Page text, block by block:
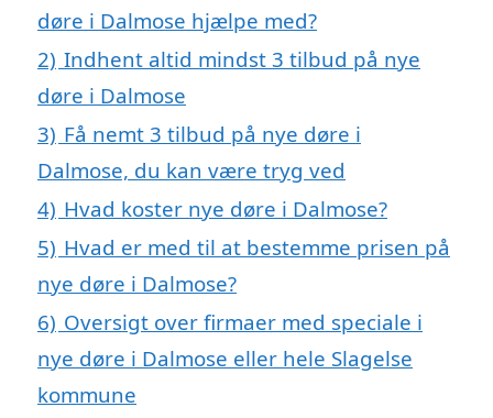
døre i Dalmose hjælpe med?
2) Indhent altid mindst 3 tilbud på nye
døre i Dalmose
3) Få nemt 3 tilbud på nye døre i
Dalmose, du kan være tryg ved
4) Hvad koster nye døre i Dalmose?
5) Hvad er med til at bestemme prisen på
nye døre i Dalmose?
6) Oversigt over firmaer med speciale i
nye døre i Dalmose eller hele Slagelse
kommune